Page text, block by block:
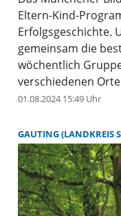
Eltern-Kind-
Erfolgsgeschichte.
gemeinsam die
wöchentlich
verschiedenen
den gesamten
Bedarf bei den
Leitung einer
Mail an die Adresse
Kathrin Metz gibt
01.08.2024 15:49 Uhr
GAUTING (LANDKREIS